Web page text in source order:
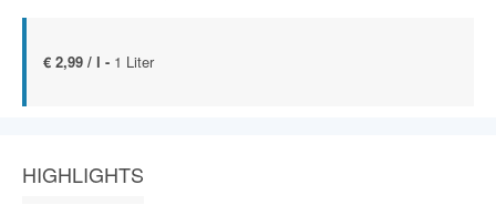
€ 2,99 / l - 1 Liter
HIGHLIGHTS